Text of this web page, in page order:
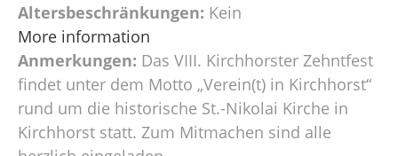
Altersbeschränkungen: Kein
More information
Anmerkungen: Das VIII. Kirchhorster Zehntfest
findet unter dem Motto „Verein(t) in Kirchhorst“
rund um die historische St.-Nikolai Kirche in
Kirchhorst statt. Zum Mitmachen sind alle